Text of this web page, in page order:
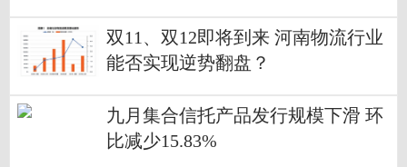
双11、双12即将到来 河南物流行业
能否实现逆势翻盘？
九月集合信托产品发行规模下滑 环
比减少15.83%